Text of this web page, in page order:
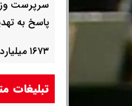
سرپرست
پاسخ به
۱۶۷۳
توقیف شد
تبلیغات